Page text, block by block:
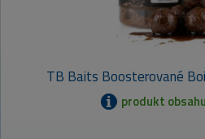
TB Baits Boosterované
produkt